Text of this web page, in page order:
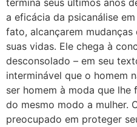
termina seus últimos anos
a eficácia da psicanálise
fato, alcançarem mudanças
suas vidas. Ele chega à
desconsolado – em seu
interminável que o homem
ser homem à moda que
do mesmo modo a mulher.
preocupado em proteger